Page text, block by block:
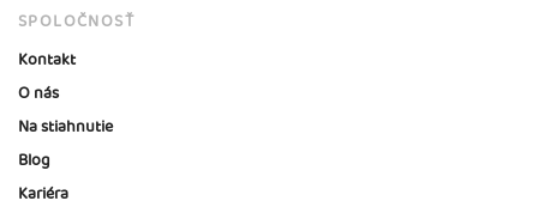
SPOLOČNOSŤ
Kontakt
O nás
Na stiahnutie
Blog
Kariéra